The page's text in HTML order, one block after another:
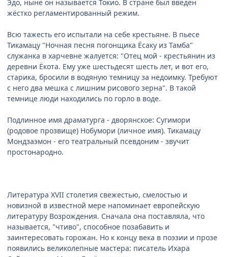
Эдо, ныне он называется Токио. В стране был введён
жёстко регламентированный режим.
Всю тажесть его испытали на себе крестьяне. В пьесе
Тикамацу "Ночная песня погонщика Ёсаку из Тамба"
служанка в харчевне жалуется: "Отец мой - крестьянин из
деревни Ёкота. Ему уже шестьдесят шесть лет, и вот его,
старика, бросили в водяную темницу за недоимку. Требуют
с него два мешка с лишним рисового зерна". В такой
темнице люди находились по горло в воде.
Подлинное имя драматурга - дворянское: Сугимори
(родовое прозвище) Нобумори (личное имя). Тикамацу
Мондзаэмон - его театральный псевдоним - звучит
простонародно.
Литература XVII столетия свежестью, смелостью и
новизной в известной мере напоминает европейскую
литературу Возрождения. Сначала она поставляла, что
называется, "чтиво", способное позабавить и
заинтересовать горожан. Но к концу века в поэзии и прозе
появились великолепные мастера: писатель Ихара